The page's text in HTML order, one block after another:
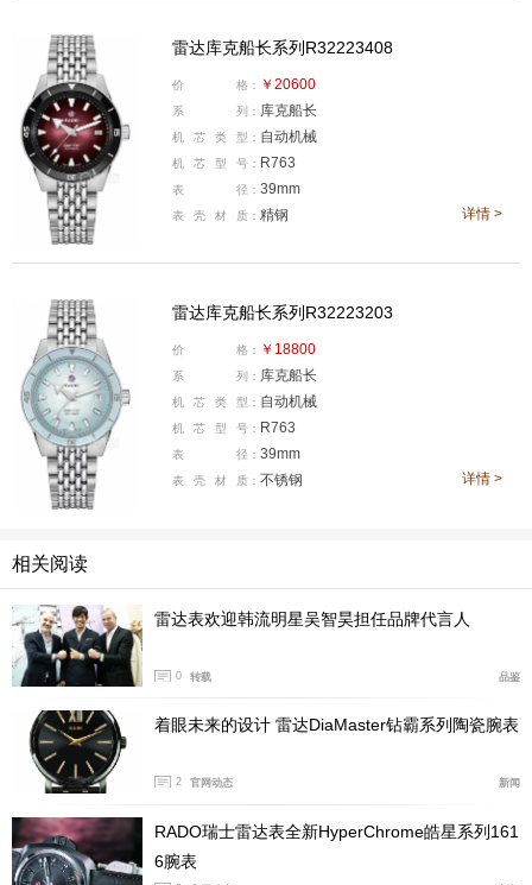
把材质创新与结构设计结合起来。1976年，品牌取得
e-to-Edge无边一体式表镜相关专利，随后又将
气相沉积技术
应用于蓝宝石表镜装配之中，为异形表镜、
曲面表壳以及更具未来感的外观设计提供了可能。
真正让雷达进入高科技陶瓷时代的，是
1986年问世的I
ntegral系列
以表壳与表带之间更加连贯、一体的造型，呈现出当时非
常前卫的视觉效果。Integral的出现，让雷达从“防刮腕
表”的探索，进一步走向“高科技陶瓷腕表”的成熟表达。
雷达库克船长系列R32223408
价 格： ￥20600
系 列： 库克船长
机 芯 类 型： 自动机械
机 芯 型 号： R763
表 径： 39mm
表 壳 材 质： 精钢 详情 >
雷达库克船长系列R32223203
价 格： ￥18800
系 列： 库克船长
机 芯 类 型： 自动机械
机 芯 型 号： R763
表 径： 39mm
表 壳 材 质： 不锈钢 详情 >
相关阅读
雷达表欢迎韩流明星吴智昊担任品牌代言人
0 转载 品鉴
着眼未来的设计 雷达DiaMaster钻霸系列陶瓷腕表
2 官网动态 新闻
RADO瑞士雷达表全新HyperChrome皓星系列161
6腕表